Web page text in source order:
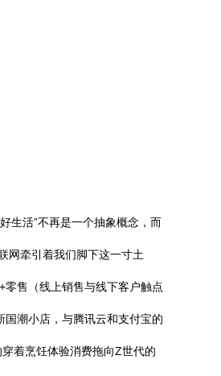
生活”不再是一个抽象概念，而
网牵引着我们脚下这一寸土
零售（线上销售与线下客户触点
潮小店，与腾讯云和支付宝的
着烹饪体验消费拖向Z世代的